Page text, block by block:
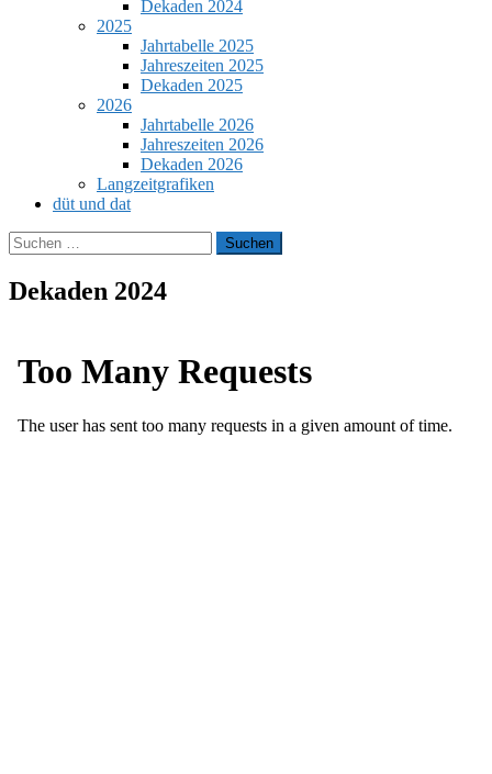
Dekaden 2024
2025
Jahrtabelle 2025
Jahreszeiten 2025
Dekaden 2025
2026
Jahrtabelle 2026
Jahreszeiten 2026
Dekaden 2026
Langzeitgrafiken
düt und dat
Suchen
nach:
Dekaden 2024